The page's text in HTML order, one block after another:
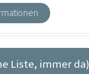
Liste, immer da)